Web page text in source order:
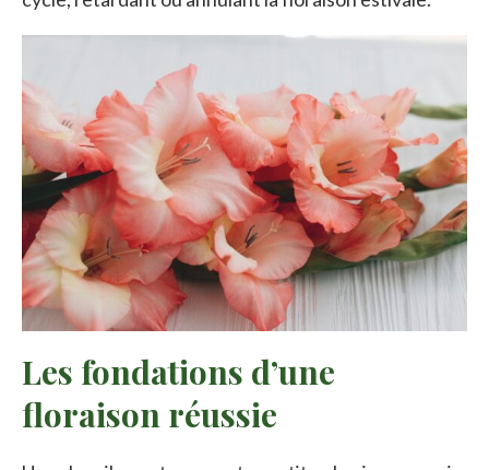
Les fondations d’une
floraison réussie